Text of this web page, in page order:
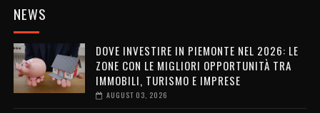
NEWS
DOVE INVESTIRE IN PIEMONTE NEL 2026: LE
ZONE CON LE MIGLIORI OPPORTUNITÀ TRA
IMMOBILI, TURISMO E IMPRESE
AUGUST 03, 2026